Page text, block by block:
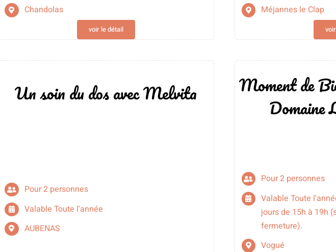
Chandolas
voir le détail
Méjannes le Clap
Un soin du dos avec Melvita
Pour 2 personnes
Valable Toute l'année
AUBENAS
Moment de
Domaine
Pour 2 personnes
Valable Toute
jours de 15h à 19h
fermeture).
Vogué